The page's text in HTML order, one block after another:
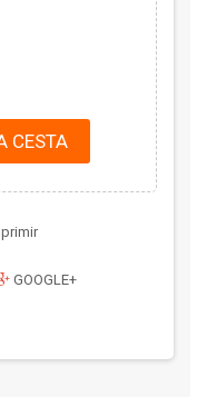
CESTA
GOOGLE+